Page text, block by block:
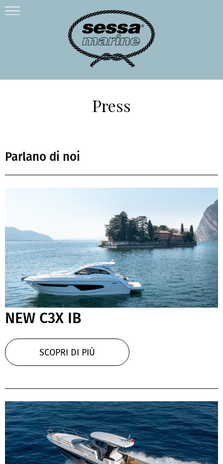
Press
Parlano di noi
NEW C3X IB
SCOPRI DI PIÙ